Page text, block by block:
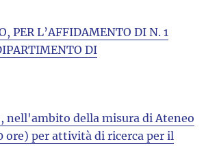
PER L’AFFIDAMENTO DI N. 1
DI
della misura di Ateneo
ore) per attività di ricerca per il